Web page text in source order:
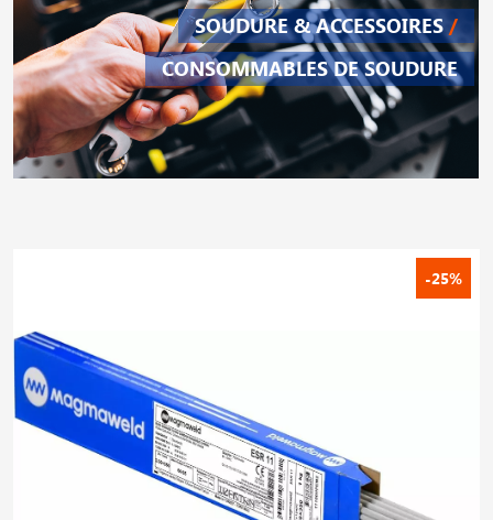
SOUDURE & ACCESSOIRES /
CONSOMMABLES DE SOUDURE
-25%